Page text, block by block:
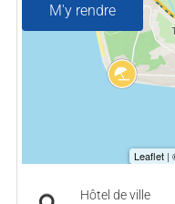
M'y rendre
Hôtel de ville